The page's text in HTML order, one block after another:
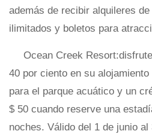
además de recibir alquileres
ilimitados y boletos para
Ocean Creek
40 por ciento en su
para el parque acuático y un
$ 50 cuando reserve una
noches. Válido del 1 de junio al